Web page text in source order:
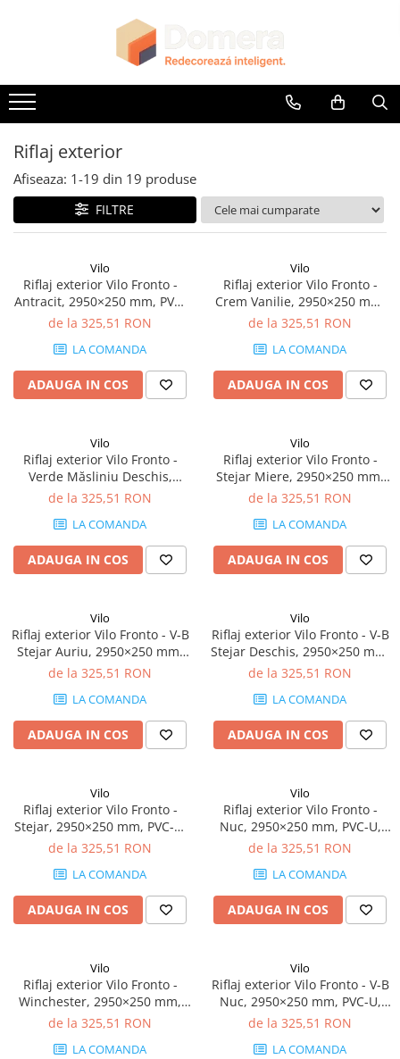
Parchet SPC
Riflaje Decorative
Riflaj exterior
Riflaje Interioare
Glafuri Interioare
Glafuri Exterioare
Plinte, Plinte PVC, Plinte MDF
Plinte PVC
Plinte MDF Premium
Accesorii Plinte
Terminatii Plinta
Colt Exterior Plinta
Colt Interior Plinta
Accesorii Lambriuri
Accesorii Riflaje Decorative
Accesorii Universale
Capac Glaf Interior
Izolatie Parchet
Prag de trecere
Lambriuri PVC
Lambriuri Premium
Panouri Decorative
Panouri Decorative SPC
Panouri Decorative Premium
Riflaj exterior
Afiseaza: 1-19 din 19 produse
FILTRE
Vilo
Riflaj exterior Vilo Fronto -
Antracit, 2950×250 mm, PVC-
U, 2.95 mp/cutie (4 bucăți)
de la 325,51 RON
LA COMANDA
ADAUGA IN COS
Vilo
Riflaj exterior Vilo Fronto -
Crem Vanilie, 2950×250 mm,
PVC-U, 7.74 mp/cutie (10
de la 325,51 RON
LA COMANDA
ADAUGA IN COS
Vilo
Riflaj exterior Vilo Fronto -
Verde Măsliniu Deschis,
2950×250 mm, PVC-U, 7.74
de la 325,51 RON
LA COMANDA
ADAUGA IN COS
Vilo
Riflaj exterior Vilo Fronto -
Stejar Miere, 2950×250 mm,
PVC-U, 2.95 mp/cutie (4
de la 325,51 RON
LA COMANDA
ADAUGA IN COS
Vilo
Riflaj exterior Vilo Fronto - V-B
Stejar Auriu, 2950×250 mm,
PVC-U, 2.95 mp/cutie (4
de la 325,51 RON
LA COMANDA
ADAUGA IN COS
Vilo
Riflaj exterior Vilo Fronto - V-B
Stejar Deschis, 2950×250 mm,
PVC-U, 2.95 mp/cutie (4
de la 325,51 RON
LA COMANDA
ADAUGA IN COS
Vilo
Riflaj exterior Vilo Fronto -
Stejar, 2950×250 mm, PVC-U,
2.95 mp/cutie (4 bucăți)
de la 325,51 RON
LA COMANDA
ADAUGA IN COS
Vilo
Riflaj exterior Vilo Fronto -
Nuc, 2950×250 mm, PVC-U,
2.95 mp/cutie (4 bucăți)
de la 325,51 RON
LA COMANDA
ADAUGA IN COS
Vilo
Riflaj exterior Vilo Fronto -
Winchester, 2950×250 mm,
PVC-U, 2.95 mp/cutie (4
de la 325,51 RON
LA COMANDA
Vilo
Riflaj exterior Vilo Fronto - V-B
Nuc, 2950×250 mm, PVC-U,
7.74 mp/cutie (10 bucăți)
de la 325,51 RON
LA COMANDA